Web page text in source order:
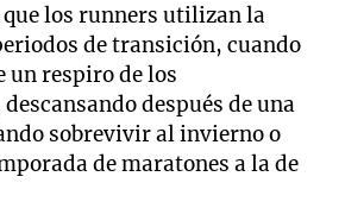
los runners utilizan la
de transición, cuando
un respiro de los
después de una
sobrevivir al invierno o
de maratones a la de